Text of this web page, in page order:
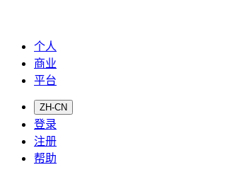
个人
商业
平台
ZH-CN
登录
注册
帮助